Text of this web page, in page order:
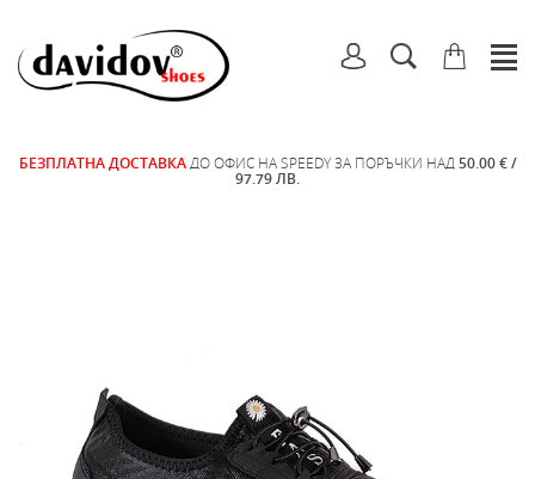
БЕЗПЛАТНА ДОСТАВКА ДО ОФИС НА SPEEDY ЗА ПОРЪЧКИ НАД 50.00 € /
97.79 ЛВ.